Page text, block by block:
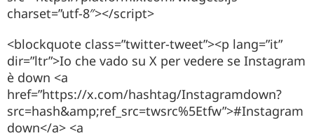
charset=”utf-8″></script>
<blockquote class=”twitter-tweet”><p lang=”it”
dir=”ltr”>Io che vado su X per vedere se Instagram
è down <a
href=”https://x.com/hashtag/Instagramdown?
src=hash&amp;ref_src=twsrc%5Etfw”>#Instagram
down</a> <a